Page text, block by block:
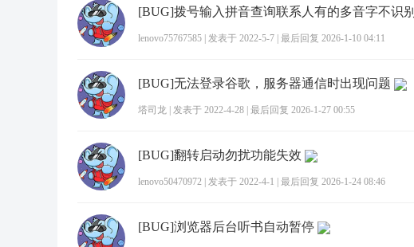
[BUG]拨号输入拼音查询联系人有的多音字不识别
lenovo75767585 发表于 2022-5-7 最后回复 2026-1-10 04:11
[BUG]无法登录谷歌，服务器通信时出现问题
塔司龙 发表于 2022-4-28 最后回复 2026-1-27 00:55
[BUG]翻转启动勿扰功能失效
lenovo50470972 发表于 2022-4-1 最后回复 2026-1-24 08:46
[BUG]浏览器后台听书自动暂停